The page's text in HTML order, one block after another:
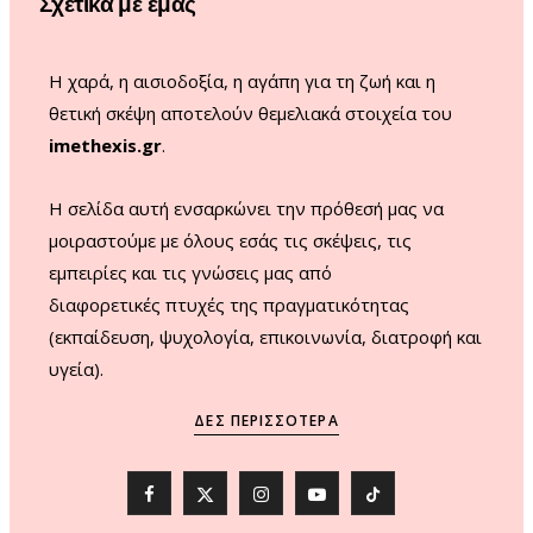
Η χαρά, η αισιοδοξία, η αγάπη για τη ζωή και η
θετική σκέψη αποτελούν θεμελιακά στοιχεία του
imethexis.gr.
H σελίδα αυτή ενσαρκώνει την πρόθεσή μας να
μοιραστούμε με όλους εσάς τις σκέψεις, τις
εμπειρίες και τις γνώσεις μας από
διαφορετικές πτυχές της πραγματικότητας
(εκπαίδευση, ψυχολογία, επικοινωνία, διατροφή και
υγεία).
ΔΕΣ ΠΕΡΙΣΣΌΤΕΡΑ
F
X
I
Y
T